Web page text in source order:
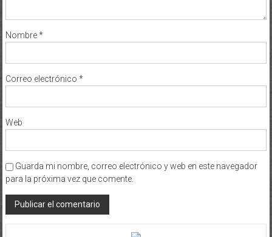
Nombre*
Correo electrónico *
Web
Guarda mi nombre, correo electrónico y web en este navegador
para la próxima vez que comente.